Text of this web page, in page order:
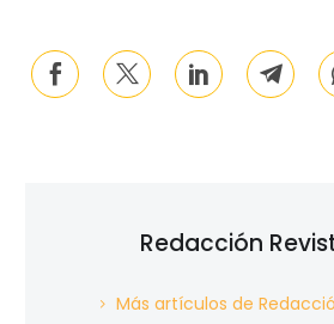
Redacción
Más artículos de